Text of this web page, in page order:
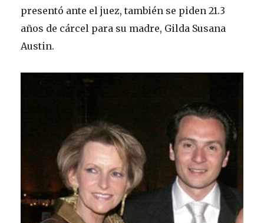
presentó ante el juez, también se piden 21.3
años de cárcel para su madre, Gilda Susana
Austin.